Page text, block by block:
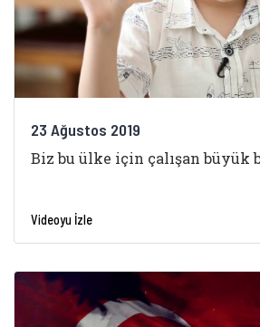
23 Ağustos 2019
Biz bu ülke için çalışan büyük
Videoyu İzle